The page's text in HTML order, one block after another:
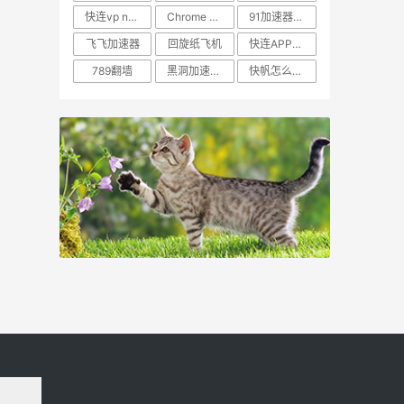
快连vp n官网安卓下载加速器下载安卓
Chrome 佛跳墙
91加速器官网
飞飞加速器
回旋纸飞机
快连APP官网永远能连上
789翻墙
黑洞加速网页版 快帆怎么翻到国外